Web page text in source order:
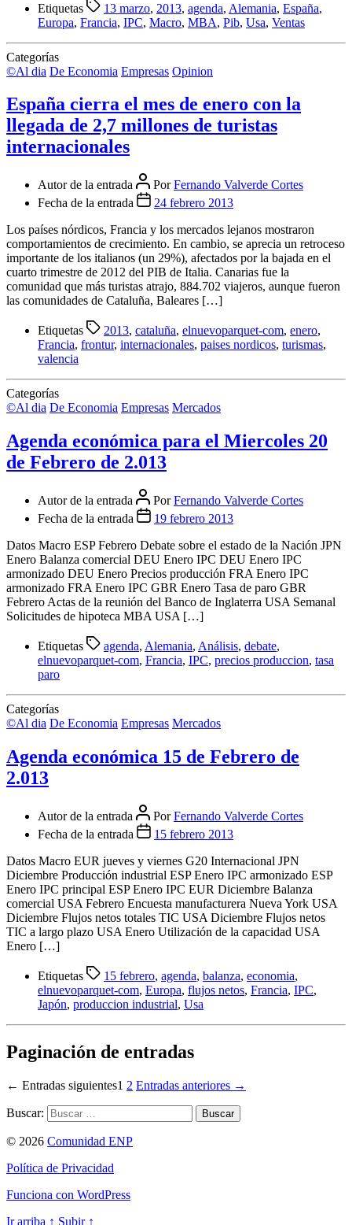
Etiquetas 13 marzo, 2013, agenda, Alemania, España,
Europa, Francia, IPC, Macro, MBA, Pib, Usa, Ventas
Categorías
©Al dia De Economia Empresas Opinion
España cierra el mes de enero con la
llegada de 2,7 millones de turistas
internacionales
Autor de la entrada PorFernando Valverde Cortes
Fecha de la entrada
24 febrero 2013
Los países nórdicos, Francia y los mercados lejanos mostraron
comportamientos de crecimiento. En cambio, se aprecia un retroceso
importante de los italianos (un 29%), afectados por la bajada en el
cuarto trimestre de 2012 del PIB de Italia. Canarias fue la
comunidad que más turistas atrajo, 884.702 viajeros, aunque fueron
las comunidades de Cataluña, Baleares […]
Etiquetas 2013, cataluña, elnuevoparquet-com, enero,
Francia, frontur, internacionales, paises nordicos, turismas,
valencia
Categorías
©Al dia De Economia Empresas Mercados
Agenda económica para el Miercoles 20
de Febrero de 2.013
Autor de la entrada PorFernando Valverde Cortes
Fecha de la entrada
19 febrero 2013
Datos Macro ESP Febrero Debate sobre el estado de la Nación JPN
Enero Balanza comercial DEU Enero IPC DEU Enero IPC
armonizado DEU Enero Precios producción FRA Enero IPC
armonizado FRA Enero IPC GBR Enero Tasa de paro GBR
Febrero Actas de la reunión del Banco de Inglaterra USA Semanal
Solicitudes de hipoteca MBA USA […]
Etiquetas agenda, Alemania, Análisis, debate,
elnuevoparquet-com, Francia, IPC, precios produccion, tasa
paro
Categorías
©Al dia De Economia Empresas Mercados
Agenda económica 15 de Febrero de
2.013
Autor de la entrada PorFernando Valverde Cortes
Fecha de la entrada
15 febrero 2013
Datos Macro EUR jueves y viernes G20 Internacional JPN
Diciembre Producción industrial ESP Enero IPC armonizado ESP
Enero IPC principal ESP Enero IPC EUR Diciembre Balanza
comercial USA Febrero Encuesta manufacturera Nueva York USA
Diciembre Flujos netos totales TIC USA Diciembre Flujos netos
TIC a largo plazo USA Enero Utilización de la capacidad USA
Enero […]
Etiquetas 15 febrero, agenda, balanza, economia,
elnuevoparquet-com, Europa, flujos netos, Francia, IPC,
Japón, produccion industrial, Usa
Paginación de entradas
← Entradas siguientes1 2 Entradas anteriores →
Buscar:
© 2026 Comunidad ENP
Política de Privacidad
Funciona con WordPress
Ir arriba ↑ Subir ↑